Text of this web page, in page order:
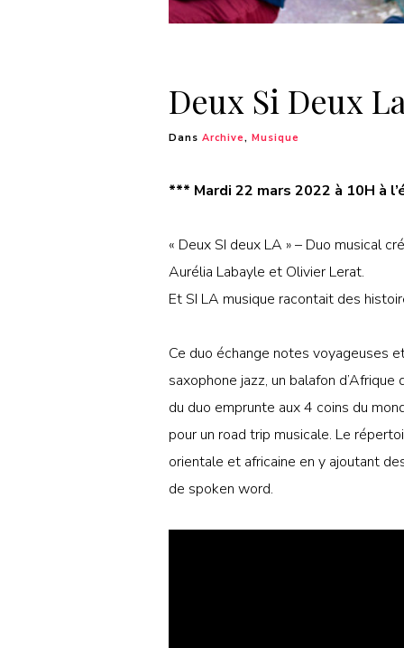
Deux Si Deux
Dans Archive, Musique
*** Mardi 22 mars 2022 à 10H à
« Deux SI deux LA » – Duo musical
Aurélia Labayle et Olivier Lerat.
Et SI LA musique racontait des
Ce duo échange notes voyageuses
saxophone jazz, un balafon
du duo emprunte aux 4 coins du
pour un road trip musicale. Le
orientale et africaine en y ajoutant
de spoken word.